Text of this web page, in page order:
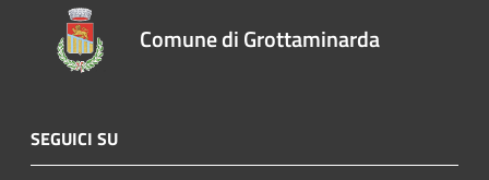
Comune di Grottaminarda
SEGUICI SU